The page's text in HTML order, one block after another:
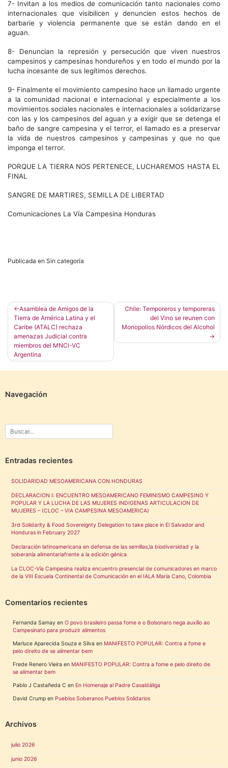
7- Invitan a los medios de comunicación tanto nacionales como
internacionales que visibilicen y denuncien estos hechos de
barbarie y violencia permanente que se están dando en el
aguan.
8- Denuncian la represión y persecución que viven nuestros
campesinos y campesinas hondureños y en todo el mundo por la
lucha incesante de sus legítimos derechos.
9- Finalmente el movimiento campesino hace un llamado urgente
a la comunidad nacional e internacional y especialmente a los
movimientos sociales nacionales e internacionales a solidarizarse
con las y los campesinos del aguan y a exigir que se detenga el
baño de sangre campesina y el terror, el llamado es a preservar
la vida de nuestros campesinos y campesinas y que no que
imponga el terror.
PORQUE LA TIERRA NOS PERTENECE, LUCHAREMOS HASTA EL
FINAL
SANGRE DE MARTIRES, SEMILLA DE LIBERTAD
Comunicaciones La Vía Campesina Honduras
Publicada en Sin categoría
Navegación
de
entradas
Asamblea de Amigos de la
Tierra de América Latina y el
Caribe (ATALC) rechaza
amenazas Judicial contra
miembros del MNCI-VC
Argentina
Chile: Temporeros y temporeras
del Vino se reunen con
Monopolios Nórdicos del Alcohol
Navegación
Entradas recientes
SOLIDARIDAD MESOAMERICANA CON HONDURAS
DECLARACION I: ENCUENTRO MESOAMERICANO FEMINISMO CAMPESINO Y
POPULAR Y LA LUCHA DE LAS MUJERES INDIGENAS ARTICULACION DE
MUJERES – (CLOC – VIA CAMPESINA MESOAMERICA)
3rd Solidarity & Food Sovereignty Delegation to take place in El Salvador and
Honduras in February 2027
Declaración latinoamericana en defensa de las semillas,la biodiversidad y la
soberanía alimentariafrente a la edición génica
La CLOC-Vía Campesina realiza encuentro presencial de comunicadores en marco
de la VIII Escuela Continental de Comunicación en el IALA María Cano, Colombia
Comentarios recientes
Fernanda Samay en O povo brasileiro passa fome e o Bolsonaro nega auxílio ao
Campesinato para produzir alimentos
Marluce Aparecida Souza e Silva en MANIFESTO POPULAR: Contra a fome e
pelo direito de se alimentar bem
Frede Renero Vieira en MANIFESTO POPULAR: Contra a fome e pelo direito de
se alimentar bem
Pablo J Castañeda C en En Homenaje al Padre Casaldáliga
David Crump en Pueblos Soberanos Pueblos Solidarios
Archivos
julio 2026
junio 2026